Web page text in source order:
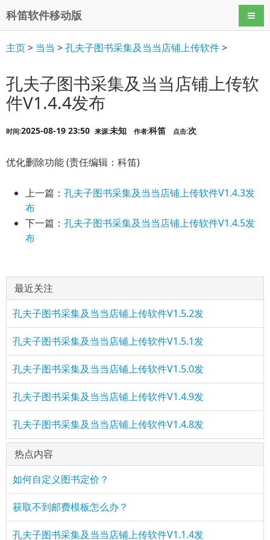
科笛软件移动版 导航
主页> 当当 >孔夫子图书采集及当当店铺上传软件>
孔夫子图书采集及当当店铺上传软
件V1.4.4发布
时间:2025-08-19 23:50 来源:未知 作者:科笛 点击:次
优化删除功能 (责任编辑：科笛)
上一篇： 孔夫子图书采集及当当店铺上传软件V1.4.3发
布
下一篇： 孔夫子图书采集及当当店铺上传软件V1.4.5发
布
最近关注
孔夫子图书采集及当当店铺上传软件V1.5.2发
孔夫子图书采集及当当店铺上传软件V1.5.1发
孔夫子图书采集及当当店铺上传软件V1.5.0发
孔夫子图书采集及当当店铺上传软件V1.4.9发
孔夫子图书采集及当当店铺上传软件V1.4.8发
热点内容
如何自定义图书定价？
获取不到邮费模板怎么办？
孔夫子图书采集及当当店铺上传软件V1.1.4发